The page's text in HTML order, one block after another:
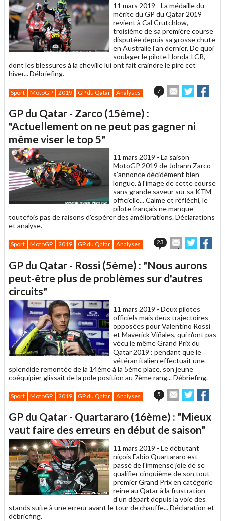
11 mars 2019 - La médaille du
mérite du GP du Qatar 2019
revient à Cal Crutchlow,
troisième de sa première course
disputée depuis sa grosse chute
en Australie l'an dernier. De quoi
soulager le pilote Honda-LCR,
dont les blessures à la cheville lui ont fait craindre le pire cet
hiver... Débriefing.
Sport MotoGP 2019 GP du Qatar Analyses 7
Envoyer
cet
un
ami
Partager
sur sur
GP du Qatar - Zarco (15ème) :
"Actuellement on ne peut pas gagner ni
même viser le top 5"
11 mars 2019 - La saison
MotoGP 2019 de Johann Zarco
s'annonce décidément bien
longue, à l'image de cette course
sans grande saveur sur sa KTM
officielle... Calme et réfléchi, le
pilote français ne manque
toutefois pas de raisons d'espérer des améliorations. Déclarations
et analyse.
Sport MotoGP 2019 GP du Qatar Analyses 23
Envoyer
cet
à
un
ami
Partager
sur sur
GP du Qatar - Rossi (5ème) : "Nous aurons
peut-être plus de problèmes sur d'autres
circuits"
11 mars 2019 - Deux pilotes
officiels mais deux trajectoires
opposées pour Valentino Rossi
et Maverick Viñales, qui n'ont pas
vécu le même Grand Prix du
Qatar 2019 : pendant que le
vétéran italien effectuait une
splendide remontée de la 14ème à la 5ème place, son jeune
coéquipier glissait de la pole position au 7ème rang... Débriefing.
Sport MotoGP 2019 GP du Qatar Analyses 5
Envoyer
cet
à
un
ami
Partager
sur sur
GP du Qatar - Quartararo (16ème) : "Mieux
vaut faire des erreurs en début de saison"
11 mars 2019 - Le débutant
niçois Fabio Quartararo est
passé de l'immense joie de se
qualifier cinquième de son tout
premier Grand Prix en catégorie
reine au Qatar à la frustration
d'un départ depuis la voie des
stands suite à une erreur avant le tour de chauffe... Déclaration et
débriefing.